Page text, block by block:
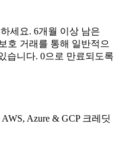
세요. 6개월 이상 남은
호 거래를 통해 일반적으
습니다. 0으로 만료되도록
Azure & GCP 크레딧